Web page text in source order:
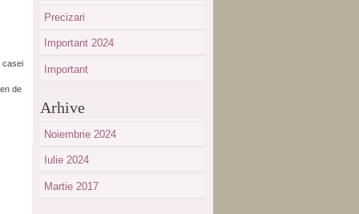
casei
de
Precizari
Important 2024
Important
Arhive
Noiembrie 2024
Iulie 2024
Martie 2017